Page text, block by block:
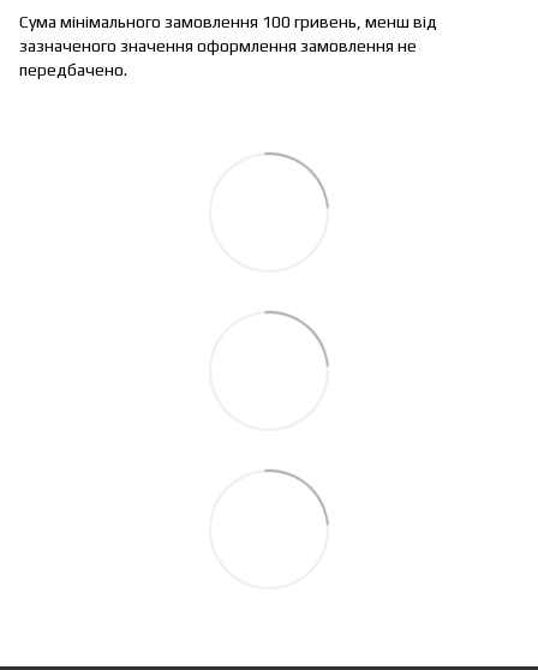
Сума мінімального замовлення 100 гривень, менш від
зазначеного значення оформлення замовлення не
передбачено.